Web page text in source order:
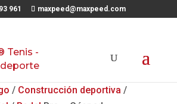
961 maxpeed@maxpeed.com
/ Construcción deportiva /